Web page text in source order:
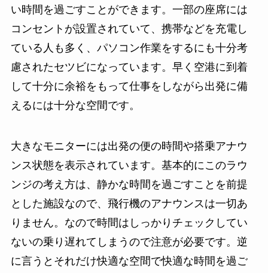
い時間を過ごすことができます。一部の座席には
コンセントが設置されていて、携帯などを充電し
ている人も多く、パソコン作業をするにも十分考
慮されたセツビになっています。早く空港に到着
して十分に余裕をもって仕事をしながら出発に備
えるには十分な空間です。
大きなモニターには出発の便の時間や搭乗アナウ
ンス状態を表示されています。基本的にこのラウ
ンジの考え方は、静かな時間を過ごすことを前提
とした施設なので、飛行機のアナウンスは一切あ
りません。なので時間はしっかりチェックしてい
ないの乗り遅れてしまうので注意が必要です。逆
に言うとそれだけ快適な空間で快適な時間を過ご